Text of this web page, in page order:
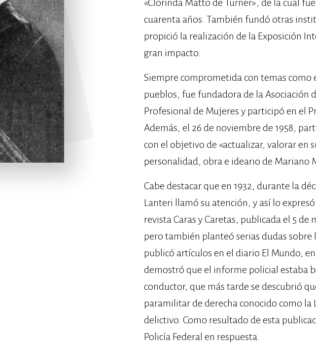
«Clorinda Matto de Turner», de la cual
cuarenta años. También fundó otras
propició la realización de la Exposición
gran impacto.
Siempre comprometida con temas como
pueblos, fue fundadora de la Asociación
Profesional de Mujeres y participó en el
Además, el 26 de noviembre de 1958,
con el objetivo de «actualizar, valorar
personalidad, obra e ideario de Mariano
Cabe destacar que en 1932, durante la
Lanteri llamó su atención, y así lo
revista Caras y Caretas, publicada el 5
pero también planteó serias dudas
publicó artículos en el diario El Mundo,
demostró que el informe policial estaba
conductor, que más tarde se descubrió
paramilitar de derecha conocido como la
delictivo. Como resultado de esta
Policía Federal en respuesta.